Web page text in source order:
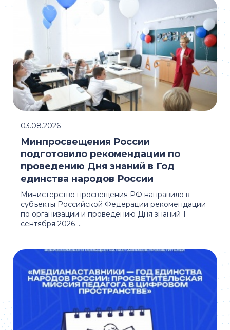
Министерство просвещения РФ направило в
субъекты Российской Федерации рекомендации
по организации и проведению Дня знаний 1
сентября 2026 ...
Минпросвещения России
подготовило рекомендации по
проведению Дня знаний в Год
единства народов России
03.08.2026